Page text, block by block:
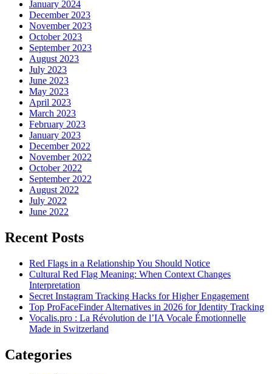
January 2024
December 2023
November 2023
October 2023
September 2023
August 2023
July 2023
June 2023
May 2023
April 2023
March 2023
February 2023
January 2023
December 2022
November 2022
October 2022
September 2022
August 2022
July 2022
June 2022
Recent Posts
Red Flags in a Relationship You Should Notice
Cultural Red Flag Meaning: When Context Changes
Interpretation
Secret Instagram Tracking Hacks for Higher Engagement
Top ProFaceFinder Alternatives in 2026 for Identity Tracking
Vocalis.pro : La Révolution de l’IA Vocale Émotionnelle
Made in Switzerland
Categories